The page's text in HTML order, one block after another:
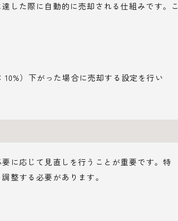
した際に自動的に売却される仕組みです。こ
）下がった場合に売却する設定を行い
に応じて見直しを行うことが重要です。特
整する必要があります。